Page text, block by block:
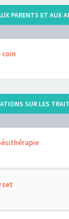
PARENTS ET AUX
SUR LES